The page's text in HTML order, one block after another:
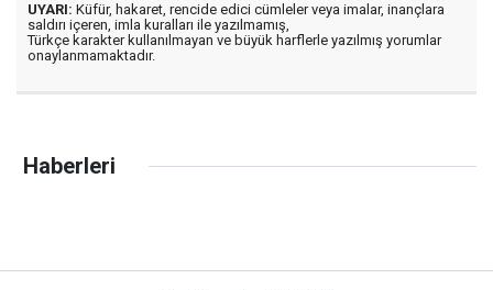
UYARI: Küfür, hakaret, rencide edici cümleler veya imalar, inançlara
saldırı içeren, imla kuralları ile yazılmamış,
Türkçe karakter kullanılmayan ve büyük harflerle yazılmış yorumlar
onaylanmamaktadır.
Haberleri